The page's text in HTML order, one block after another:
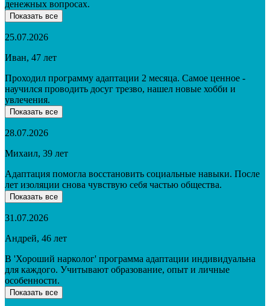
денежных вопросах.
Показать все
25.07.2026
Иван, 47 лет
Проходил программу адаптации 2 месяца. Самое ценное -
научился проводить досуг трезво, нашел новые хобби и
увлечения.
Показать все
28.07.2026
Михаил, 39 лет
Адаптация помогла восстановить социальные навыки. После
лет изоляции снова чувствую себя частью общества.
Показать все
31.07.2026
Андрей, 46 лет
В 'Хороший нарколог' программа адаптации индивидуальна
для каждого. Учитывают образование, опыт и личные
особенности.
Показать все